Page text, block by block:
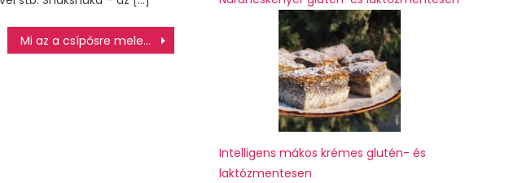
Mi az a csípősre melegítés, és miért kellene már elfelejteni?
Intelligens mákos krémes glutén- és
laktózmentesen